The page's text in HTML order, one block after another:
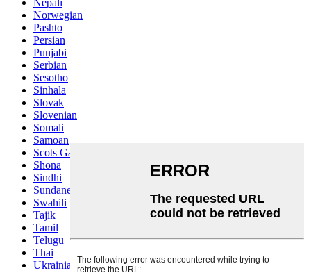
Nepali
Norwegian
Pashto
Persian
Punjabi
Serbian
Sesotho
Sinhala
Slovak
Slovenian
Somali
Samoan
Scots Gaelic
Shona
Sindhi
Sundanese
Swahili
Tajik
Tamil
Telugu
Thai
Ukrainian